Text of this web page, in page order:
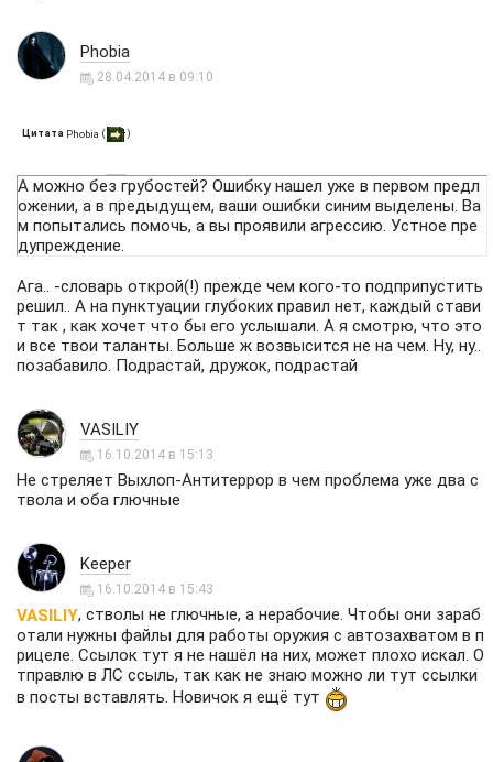
Phobia
28.04.2014 в 09:10
Цитата Phobia ( )
А можно без грубостей? Ошибку нашел уже в первом предл
ожении, а в предыдущем, ваши ошибки синим выделены. Ва
м попытались помочь, а вы проявили агрессию. Устное пре
дупреждение.
Ага.. -словарь открой(!) прежде чем кого-то подприпустить
решил.. А на пунктуации глубоких правил нет, каждый стави
т так , как хочет что бы его услышали. А я смотрю, что это
и все твои таланты. Больше ж возвысится не на чем. Ну, ну..
позабавило. Подрастай, дружок, подрастай
VASILIY
16.10.2014 в 15:13
Не стреляет Выхлоп-Антитеррор в чем проблема уже два с
твола и оба глючные
Keeper
16.10.2014 в 15:43
VASILIY, стволы не глючные, а нерабочие. Чтобы они зараб
отали нужны файлы для работы оружия с автозахватом в п
рицеле. Ссылок тут я не нашёл на них, может плохо искал. О
тправлю в ЛС ссыль, так как не знаю можно ли тут ссылки
в посты вставлять. Новичок я ещё тут